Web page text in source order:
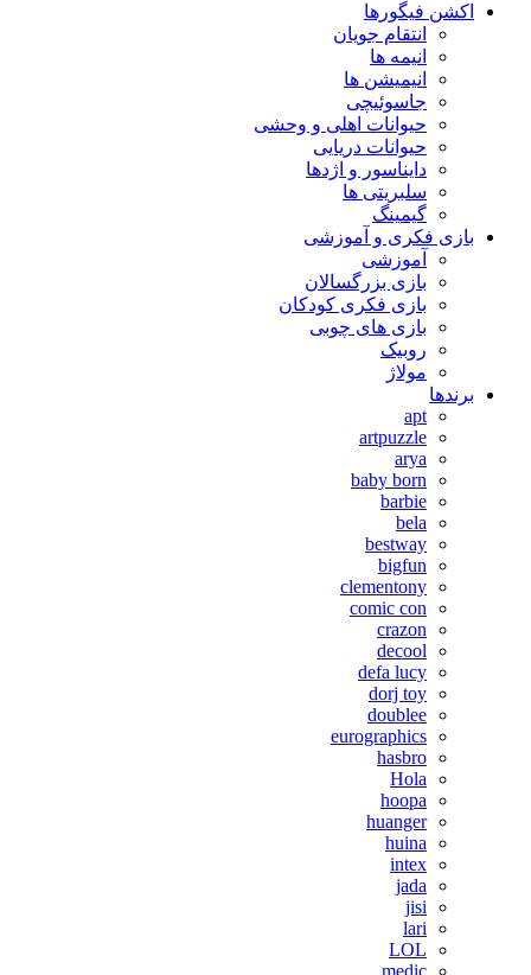
اکشن فیگورها
انتقام جویان
انیمه ها
انیمیشن ها
جاسوئیچی
حیوانات اهلی و وحشی
حیوانات دریایی
دایناسور و اژدها
سلبریتی ها
گیمینگ
بازی فکری و آموزشی
آموزشی
بازی بزرگسالان
بازی فکری کودکان
بازی های چوبی
روبیک
مولاژ
برندها
apt
artpuzzle
arya
baby born
barbie
bela
bestway
bigfun
clementony
comic con
crazon
decool
defa lucy
dorj toy
doublee
eurographics
hasbro
Hola
hoopa
huanger
huina
intex
jada
jisi
lari
LOL